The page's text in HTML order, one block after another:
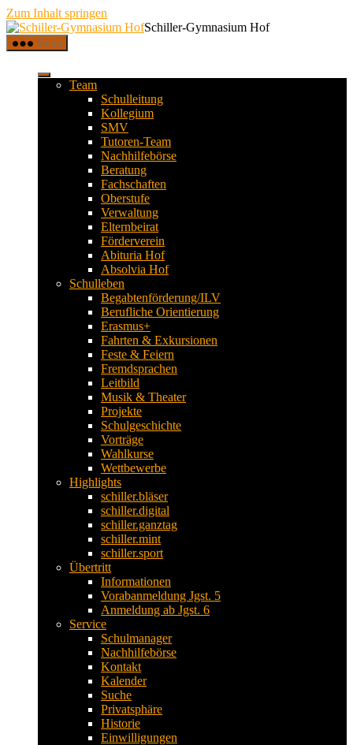
Zum Inhalt springen
Schiller-Gymnasium Hof
Menü
Team
Schulleitung
Kollegium
SMV
Tutoren-Team
Nachhilfebörse
Beratung
Fachschaften
Oberstufe
Verwaltung
Elternbeirat
Förderverein
Abituria Hof
Absolvia Hof
Schulleben
Begabtenförderung/ILV
Berufliche Orientierung
Erasmus+
Fahrten & Exkursionen
Feste & Feiern
Fremdsprachen
Leitbild
Musik & Theater
Projekte
Schulgeschichte
Vorträge
Wahlkurse
Wettbewerbe
Highlights
schiller.bläser
schiller.digital
schiller.ganztag
schiller.mint
schiller.sport
Übertritt
Informationen
Vorabanmeldung Jgst. 5
Anmeldung ab Jgst. 6
Service
Schulmanager
Nachhilfebörse
Kontakt
Kalender
Suche
Privatsphäre
Historie
Einwilligungen